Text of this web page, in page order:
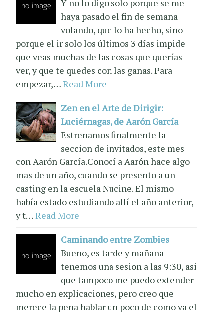
Y no lo digo solo porque se me
haya pasado el fin de semana
volando, que lo ha hecho, sino
porque el ir solo los últimos 3 días impide
que veas muchas de las cosas que querías
ver, y que te quedes con las ganas. Para
empezar,…Read More
Zen en el Arte de Dirigir:
Luciérnagas, de Aarón García
Estrenamos finalmente la
seccion de invitados, este mes
con Aarón García.Conocí a Aarón hace algo
mas de un año, cuando se presento a un
casting en la escuela Nucine. El mismo
había estado estudiando allí el año anterior,
y t…Read More
Caminando entre Zombies
Bueno, es tarde y mañana
tenemos una sesion a las 9:30, asi
que tampoco me puedo extender
mucho en explicaciones, pero creo que
merece la pena hablar un poco de como va el